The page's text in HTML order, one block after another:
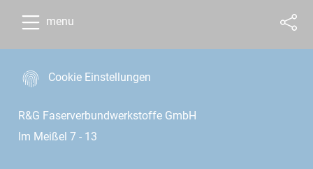
menu
Cookie Einstellungen
R&G Faserverbundwerkstoffe GmbH
Im Meißel 7 - 13